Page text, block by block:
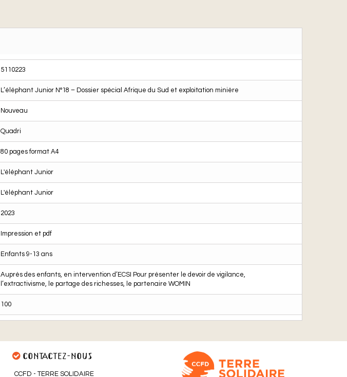
5110223
L’éléphant Junior N°18 – Dossier spécial Afrique du Sud et exploitation minière
Nouveau
Quadri
80 pages format A4
L'éléphant Junior
L'éléphant Junior
2023
Impression et pdf
Enfants 9-13 ans
Auprès des enfants, en intervention d’ECSI Pour présenter le devoir de vigilance,
l’extractivisme, le partage des richesses, le partenaire WOMIN
100
CONTACTEZ-NOUS
CCFD - TERRE SOLIDAIRE